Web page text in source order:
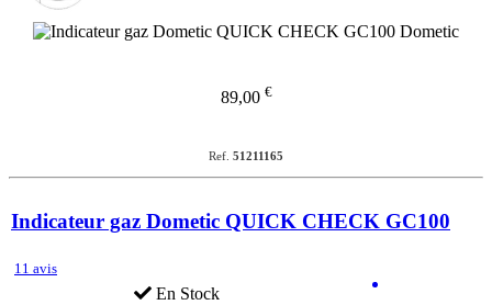
89,00 €
Ref. 51211165
Indicateur gaz Dometic QUICK CHECK GC100
11 avis
En Stock